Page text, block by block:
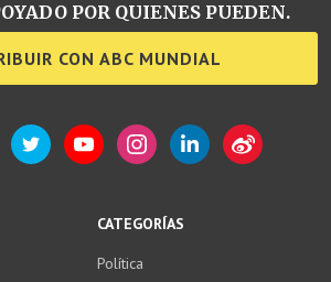
CATEGORÍAS
Política
POR QUIENES PUEDEN.
CON ABC MUNDIAL